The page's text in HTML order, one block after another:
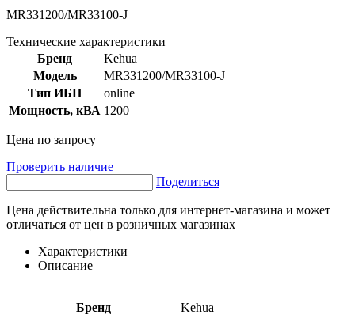
MR331200/MR33100-J
Технические характеристики
Бренд
Kehua
Модель
MR331200/MR33100-J
Тип ИБП
online
Мощность, кВА 1200
Цена по запросу
Проверить наличие
Поделиться
Цена действительна только для интернет-магазина и может
отличаться от цен в розничных магазинах
Характеристики
Описание
Бренд Kehua